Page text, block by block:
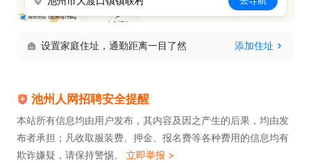
设置家庭住址，通勤距离一目了然 添加住址
池州人网招聘安全提醒
本站所有信息均由用户发布，其内容及因之产生的后果，均由发
布者承担；凡收取服装费、押金、报名费等各种费用的信息均有
欺诈嫌疑，请保持警惕。 立即举报 >